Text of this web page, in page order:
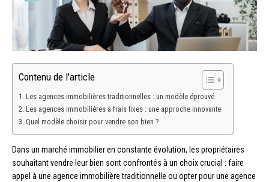
Contenu de l'article
Les agences immobilières traditionnelles : un modèle éprouvé
Les agences immobilières à frais fixes : une approche innovante
Quel modèle choisir pour vendre son bien ?
Dans un marché immobilier en constante évolution, les propriétaires
souhaitant vendre leur bien sont confrontés à un choix crucial : faire
appel à une agence immobilière traditionnelle ou opter pour une agence